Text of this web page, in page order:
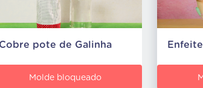
Cobre pote de Galinha
Molde bloqueado